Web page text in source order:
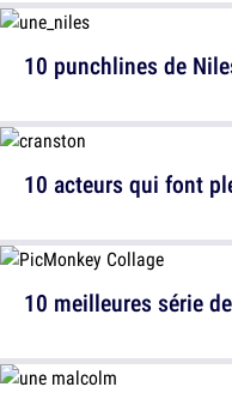
10 acteurs qui font
10 punchlines de
10 meilleures série